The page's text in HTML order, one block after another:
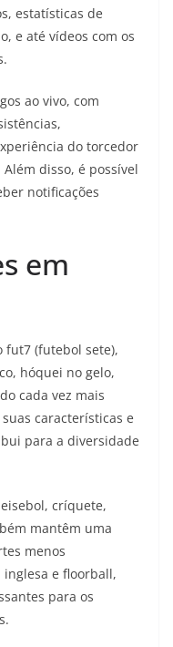
estatísticas de
e até vídeos com os
ao vivo, com
do torcedor
disso, é possível
notificações
em
fut7 (futebol sete),
hóquei no gelo,
cada vez mais
características e
para a diversidade
críquete,
mantêm uma
menos
e floorball,
para os